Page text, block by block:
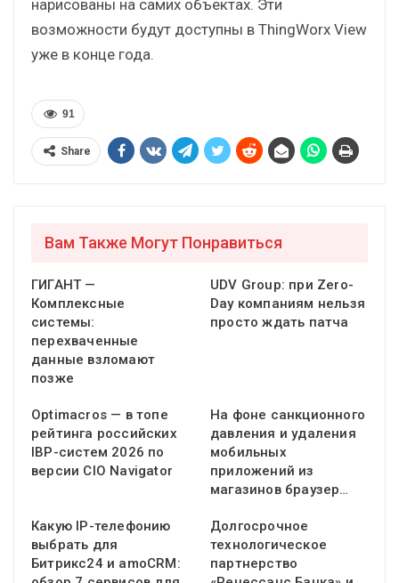
нарисованы на самих объектах. Эти
возможности будут доступны в ThingWorx View
уже в конце года.
91
Share
Вам Также Могут Понравиться
ГИГАНТ —
Комплексные
системы:
перехваченные
данные взломают
позже
UDV Group: при Zero-
Day компаниям нельзя
просто ждать патча
Optimacros — в топе
рейтинга российских
IBP-систем 2026 по
версии CIO Navigator
На фоне санкционного
давления и удаления
мобильных
приложений из
магазинов браузер…
Какую IP-телефонию
выбрать для
Битрикс24 и amoCRM:
Долгосрочное
технологическое
партнерство